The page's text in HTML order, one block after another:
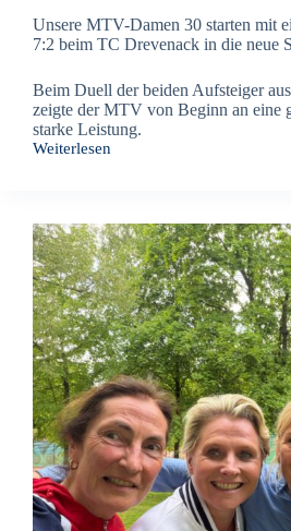
Unsere MTV-Damen 30 starten mit
7:2 beim TC Drevenack in die neue
Beim Duell der beiden Aufsteiger
zeigte der MTV von Beginn an eine
starke Leistung.
Weiterlesen
Damen
Auftakt
–
7:2-
Sieg
beim
Mitaufsteiger
TC
Drevenack